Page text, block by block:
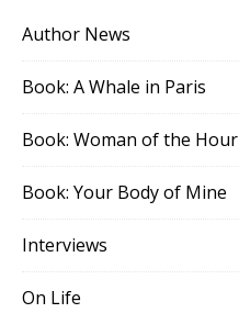
Author News
Book: A Whale in Paris
Book: Woman of the Hour
Book: Your Body of Mine
Interviews
On Life